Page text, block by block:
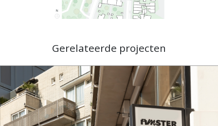
Gerelateerde projecten